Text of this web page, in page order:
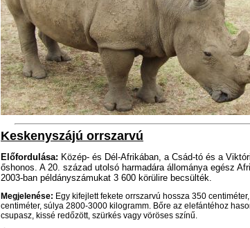
Keskenyszájú orrszarvú
Előfordulása: Közép- és Dél-Afrikában, a Csád-tó és a
őshonos. A 20. század utolsó harmadára állománya egész
2003-ban példányszámukat 3 600 körülire becsülték.
Megjelenése: Egy kifejlett fekete orrszarvú hossza 350
centiméter, súlya 2800-3000 kilogramm. Bőre az elefántéhoz
csupasz, kissé redőzött, szürkés vagy vöröses színű.